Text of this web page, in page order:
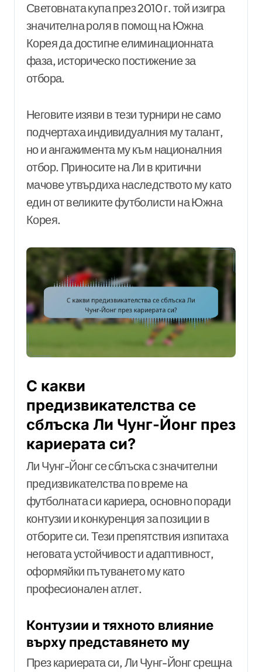
Световната купа през 2010 г. той изигра
значителна роля в помощ на Южна
Корея да достигне елиминационната
фаза, историческо постижение за
отбора.
Неговите изяви в тези турнири не само
подчертаха индивидуалния му талант,
но и ангажимента му към националния
отбор. Приносите на Ли в критични
мачове утвърдиха наследството му като
един от великите футболисти на Южна
Корея.
С какви
предизвикателства се
сблъска Ли Чунг-Йонг през
кариерата си?
Ли Чунг-Йонг се сблъска с значителни
предизвикателства по време на
футболната си кариера, основно поради
контузии и конкуренция за позиции в
отборите си. Тези препятствия изпитаха
неговата устойчивост и адаптивност,
оформяйки пътуването му като
професионален атлет.
Контузии и тяхното влияние
върху представянето му
През кариерата си, Ли Чунг-Йонг срещна